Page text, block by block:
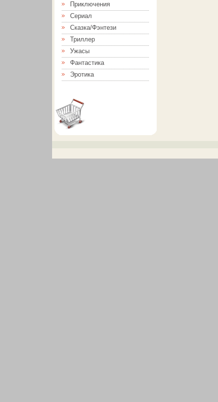
Приключения
Сериал
Сказка/Фэнтези
Триллер
Ужасы
Фантастика
Эротика